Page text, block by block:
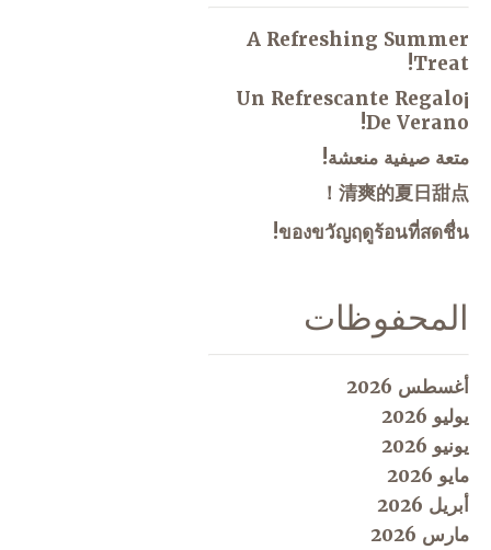
A Refreshing Summer
Treat!
¡Un Refrescante Regalo
De Verano!
متعة صيفية منعشة!
清爽的夏日甜点！
ของขวัญฤดูร้อนที่สดชื่น!
المحفوظات
أغسطس 2026
يوليو 2026
يونيو 2026
مايو 2026
أبريل 2026
مارس 2026